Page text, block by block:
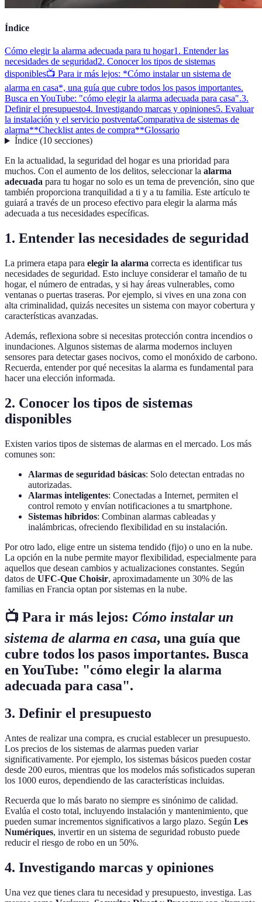
Índice
Cómo elegir la alarma adecuada para tu hogar1. Entender las
necesidades de seguridad2. Conocer los tipos de sistemas
disponibles📺 Para ir más lejos: *Cómo instalar un sistema de
alarma en casa*, una guía que cubre todos los pasos importantes.
Busca en YouTube: "cómo elegir la alarma adecuada para casa".3.
Definir el presupuesto4. Investigando marcas y opiniones5. Evaluar
la instalación y el servicio postventaComparativa de sistemas de
alarma**Checklist antes de compra**Glossario
Índice(10 secciones)
En la actualidad, la seguridad del hogar es una prioridad para
muchos. Con el aumento de los delitos, seleccionar la alarma
adecuada para tu hogar no solo es un tema de prevención, sino que
también proporciona tranquilidad a ti y a tu familia. Este artículo te
guiará a través de un proceso efectivo para elegir la alarma más
adecuada a tus necesidades específicas.
1. Entender las necesidades de seguridad
La primera etapa para elegir la alarma correcta es identificar tus
necesidades de seguridad. Esto incluye considerar el tamaño de tu
hogar, el número de entradas, y si hay áreas vulnerables, como
ventanas o puertas traseras. Por ejemplo, si vives en una zona con
alta criminalidad, quizás necesites un sistema con mayor cobertura y
características avanzadas.
Además, reflexiona sobre si necesitas protección contra incendios o
inundaciones. Algunos sistemas de alarma modernos incluyen
sensores para detectar gases nocivos, como el monóxido de carbono.
Recuerda, entender por qué necesitas la alarma es fundamental para
hacer una elección informada.
2. Conocer los tipos de sistemas
disponibles
Existen varios tipos de sistemas de alarmas en el mercado. Los más
comunes son:
Alarmas de seguridad básicas: Solo detectan entradas no
autorizadas.
Alarmas inteligentes: Conectadas a Internet, permiten el
control remoto y envían notificaciones a tu smartphone.
Sistemas híbridos: Combinan alarmas cableadas y
inalámbricas, ofreciendo flexibilidad en su instalación.
Por otro lado, elige entre un sistema tendido (fijo) o uno en la nube.
La opción en la nube permite mayor flexibilidad, especialmente para
aquellos que desean cambios y actualizaciones constantes. Según
datos de UFC-Que Choisir, aproximadamente un 30% de las
familias en Francia optan por sistemas en la nube.
📺 Para ir más lejos: Cómo instalar un
sistema de alarma en casa, una guía que
cubre todos los pasos importantes. Busca
en YouTube: "cómo elegir la alarma
adecuada para casa".
3. Definir el presupuesto
Antes de realizar una compra, es crucial establecer un presupuesto.
Los precios de los sistemas de alarmas pueden variar
significativamente. Por ejemplo, los sistemas básicos pueden costar
desde 200 euros, mientras que los modelos más sofisticados superan
los 1000 euros, dependiendo de las características incluidas.
Recuerda que lo más barato no siempre es sinónimo de calidad.
Evalúa el costo total, incluyendo instalación y mantenimiento, que
pueden sumar incrementos significativos a largo plazo. Según Les
Numériques, invertir en un sistema de seguridad robusto puede
reducir el riesgo de robo en un 50%.
4. Investigando marcas y opiniones
Una vez que tienes clara tu necesidad y presupuesto, investiga. Las